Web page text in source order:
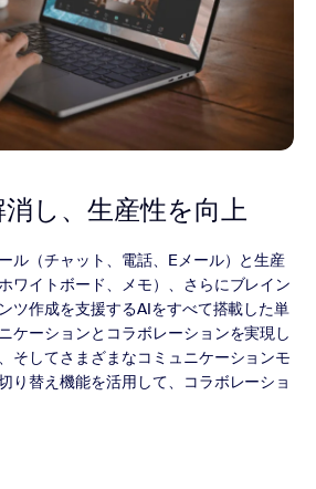
し、 生産性を向上
ル（チャット、電話、Eメール）と生産
ワイトボード、メモ）、さらにブレイン
ツ作成を支援するAIをすべて搭載した単
ケーションとコラボレーションを実現し
そしてさまざまなコミュニケーションモ
り替え機能を活用して、コラボレーショ